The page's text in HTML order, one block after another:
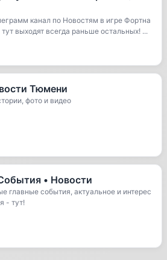
канал по Новостям в игре Фортна
тут выходят всегда раньше остальных! ...
Тюмени
фото и видео
• Новости
главные события, актуальное и интерес
- тут!